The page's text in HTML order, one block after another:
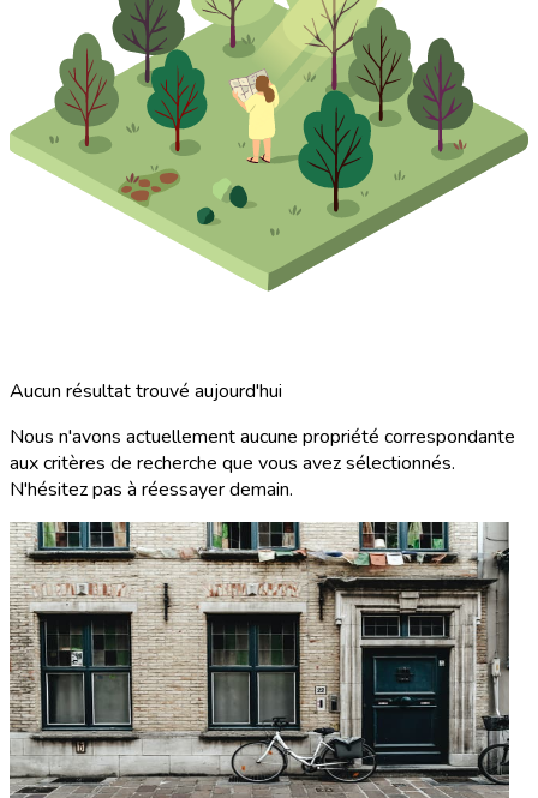
Aucun résultat trouvé aujourd'hui
Nous n'avons actuellement aucune propriété correspondante
aux critères de recherche que vous avez sélectionnés.
N'hésitez pas à réessayer demain.